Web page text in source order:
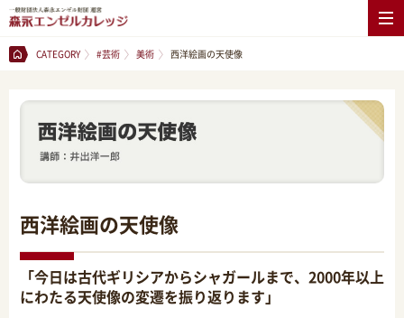
CATEGORY #芸術 美術 西洋絵画の天使像
西洋絵画の天使像
「今日は古代ギリシアからシャガールまで、2000年以上
にわたる天使像の変遷を振り返ります」